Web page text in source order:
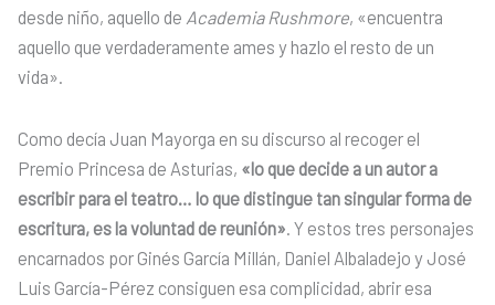
desde niño, aquello de Academia Rushmore, «encuentra
aquello que verdaderamente ames y hazlo el resto de un
vida».
Como decía Juan Mayorga en su discurso al recoger el
Premio Princesa de Asturias, «lo que decide a un autor a
escribir para el teatro… lo que distingue tan singular forma de
escritura, es la voluntad de reunión» . Y estos tres personajes
encarnados por Ginés García Millán, Daniel Albaladejo y José
Luis García-Pérez consiguen esa complicidad, abrir esa